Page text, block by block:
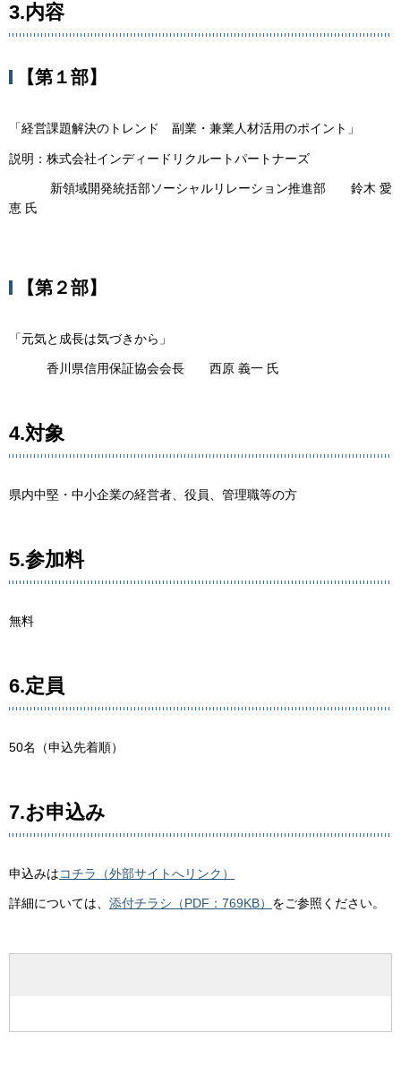
3.内容
【第１部】
「経営課題解決のトレンド 副業・兼業人材活用のポイント」
説明：株式会社インディードリクルートパートナーズ
新領域開発統括部ソーシャルリレーション推進部 鈴木 愛
恵 氏
【第２部】
「元気と成長は気づきから」
香川県信用保証協会会長 西原 義一 氏
4.対象
県内中堅・中小企業の経営者、役員、管理職等の方
5.参加料
無料
6.定員
50名（申込先着順）
7.お申込み
申込みはコチラ（外部サイトへリンク）
詳細については、 添付チラシ（PDF：769KB） をご参照ください。